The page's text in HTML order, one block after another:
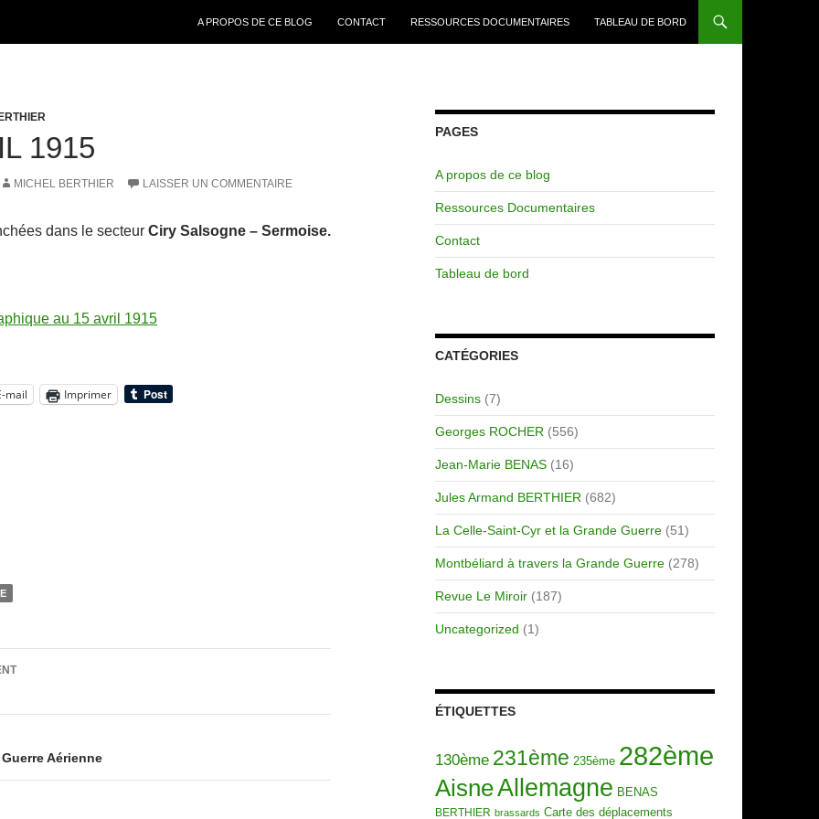
A PROPOS DE CE BLOG
CONTACT RESSOURCES DOCUMENTAIRES TABLEAU DE BORD
1915
MICHEL BERTHIER LAISSER UN COMMENTAIRE
dans le secteur Ciry Salsogne – Sermoise.
au 15 avril 1915
mail Imprimer
Aérienne
PAGES
A propos de ce blog
Ressources Documentaires
Contact
Tableau de bord
CATÉGORIES
Dessins (7)
Georges ROCHER (556)
Jean-Marie BENAS (16)
Jules Armand BERTHIER (682)
La Celle-Saint-Cyr et la Grande Guerre (51)
Montbéliard à travers la Grande Guerre (278)
Revue Le Miroir (187)
Uncategorized (1)
ÉTIQUETTES
130ème 231ème 235ème 282ème
AisneAllemagne BENAS
BERTHIER brassards Carte des déplacements